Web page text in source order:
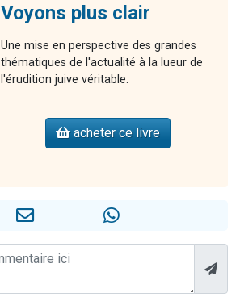
Voyons plus clair
Une mise en perspective des grandes
thématiques de l'actualité à la lueur de
l'érudition juive véritable.
acheter ce livre